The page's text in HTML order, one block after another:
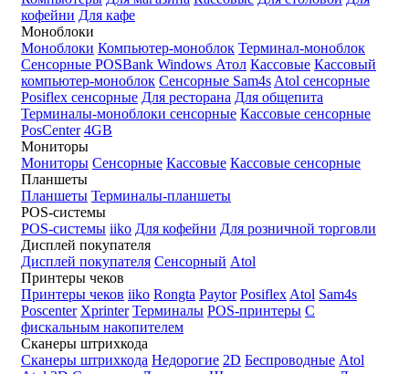
кофейни Для кафе
Моноблоки
Моноблоки Компьютер-моноблок Терминал-моноблок
Сенсорные POSBank Windows Атол Кассовые Кассовый
компьютер-моноблок Сенсорные Sam4s Atol сенсорные
Posiflex сенсорные Для ресторана Для общепита
Терминалы-моноблоки сенсорные Кассовые сенсорные
PosCenter 4GB
Мониторы
Мониторы Сенсорные Кассовые Кассовые сенсорные
Планшеты
Планшеты Терминалы-планшеты
POS-системы
POS-системы iiko Для кофейни Для розничной торговли
Дисплей покупателя
Дисплей покупателя Сенсорный Atol
Принтеры чеков
Принтеры чеков iiko Rongta Paytor Posiflex Atol Sam4s
Poscenter Xprinter Терминалы POS-принтеры С
фискальным накопителем
Сканеры штрихкода
Сканеры штрихкода Недорогие 2D Беспроводные Atol